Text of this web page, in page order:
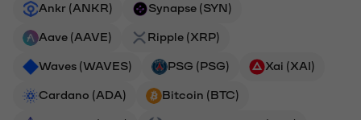
Ankr (ANKR)
Synapse (SYN)
Aave (AAVE) Ripple (XRP)
Waves (WAVES) PSG (PSG) Xai (XAI)
Cardano (ADA) Bitcoin (BTC)